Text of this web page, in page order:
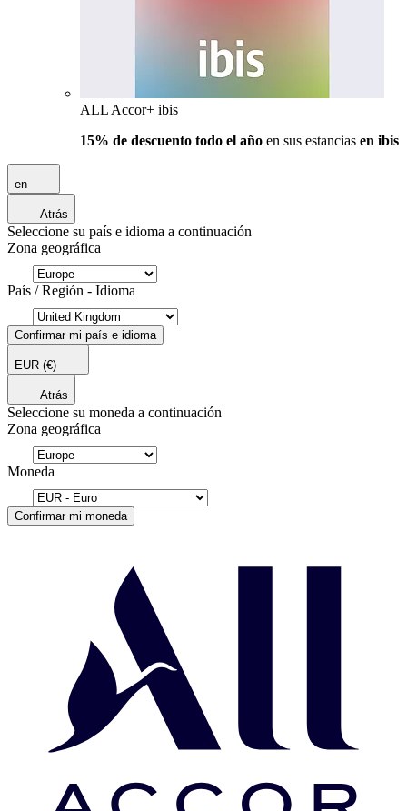
ALL Accor+ ibis
15% de descuento todo el año en sus estancias en ibis
en
Atrás
Seleccione su país e idioma a continuación
Zona geográfica
País / Región - Idioma
Confirmar mi país e idioma
EUR (€)
Atrás
Seleccione su moneda a continuación
Zona geográfica
Moneda
Confirmar mi moneda